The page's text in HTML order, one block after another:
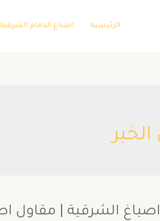
الرئيسية اصباغ الدمام الشرقية
الشرقية | مقاول